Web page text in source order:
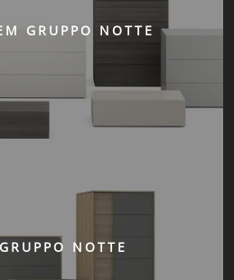
GRUPPO NOTTE
NOTTE